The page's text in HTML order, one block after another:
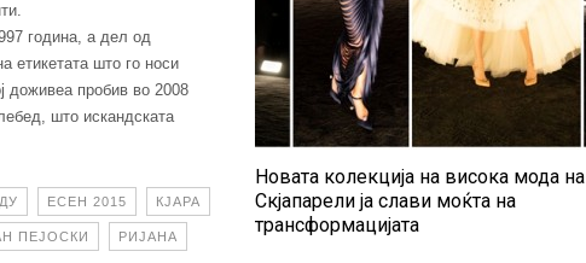
година, а дел од
етикетата што го носи
доживеа пробив во 2008
што искандската
ЕСЕН 2015 КЈАРА
ПЕЈОСКИ РИЈАНА
Новата колекција на висока мода на
Скјапарели ја слави моќта на
трансформацијата